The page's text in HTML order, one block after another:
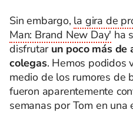
Sin embargo, la gira de
Man: Brand New Day' ha
disfrutar un poco más de
colegas. Hemos podidos
medio de los rumores de
fueron aparentemente
semanas por Tom en una